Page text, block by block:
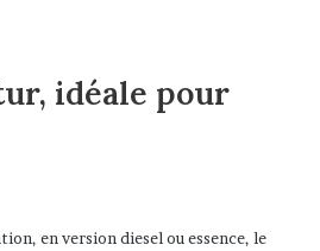
idéale pour
en version diesel ou essence, le